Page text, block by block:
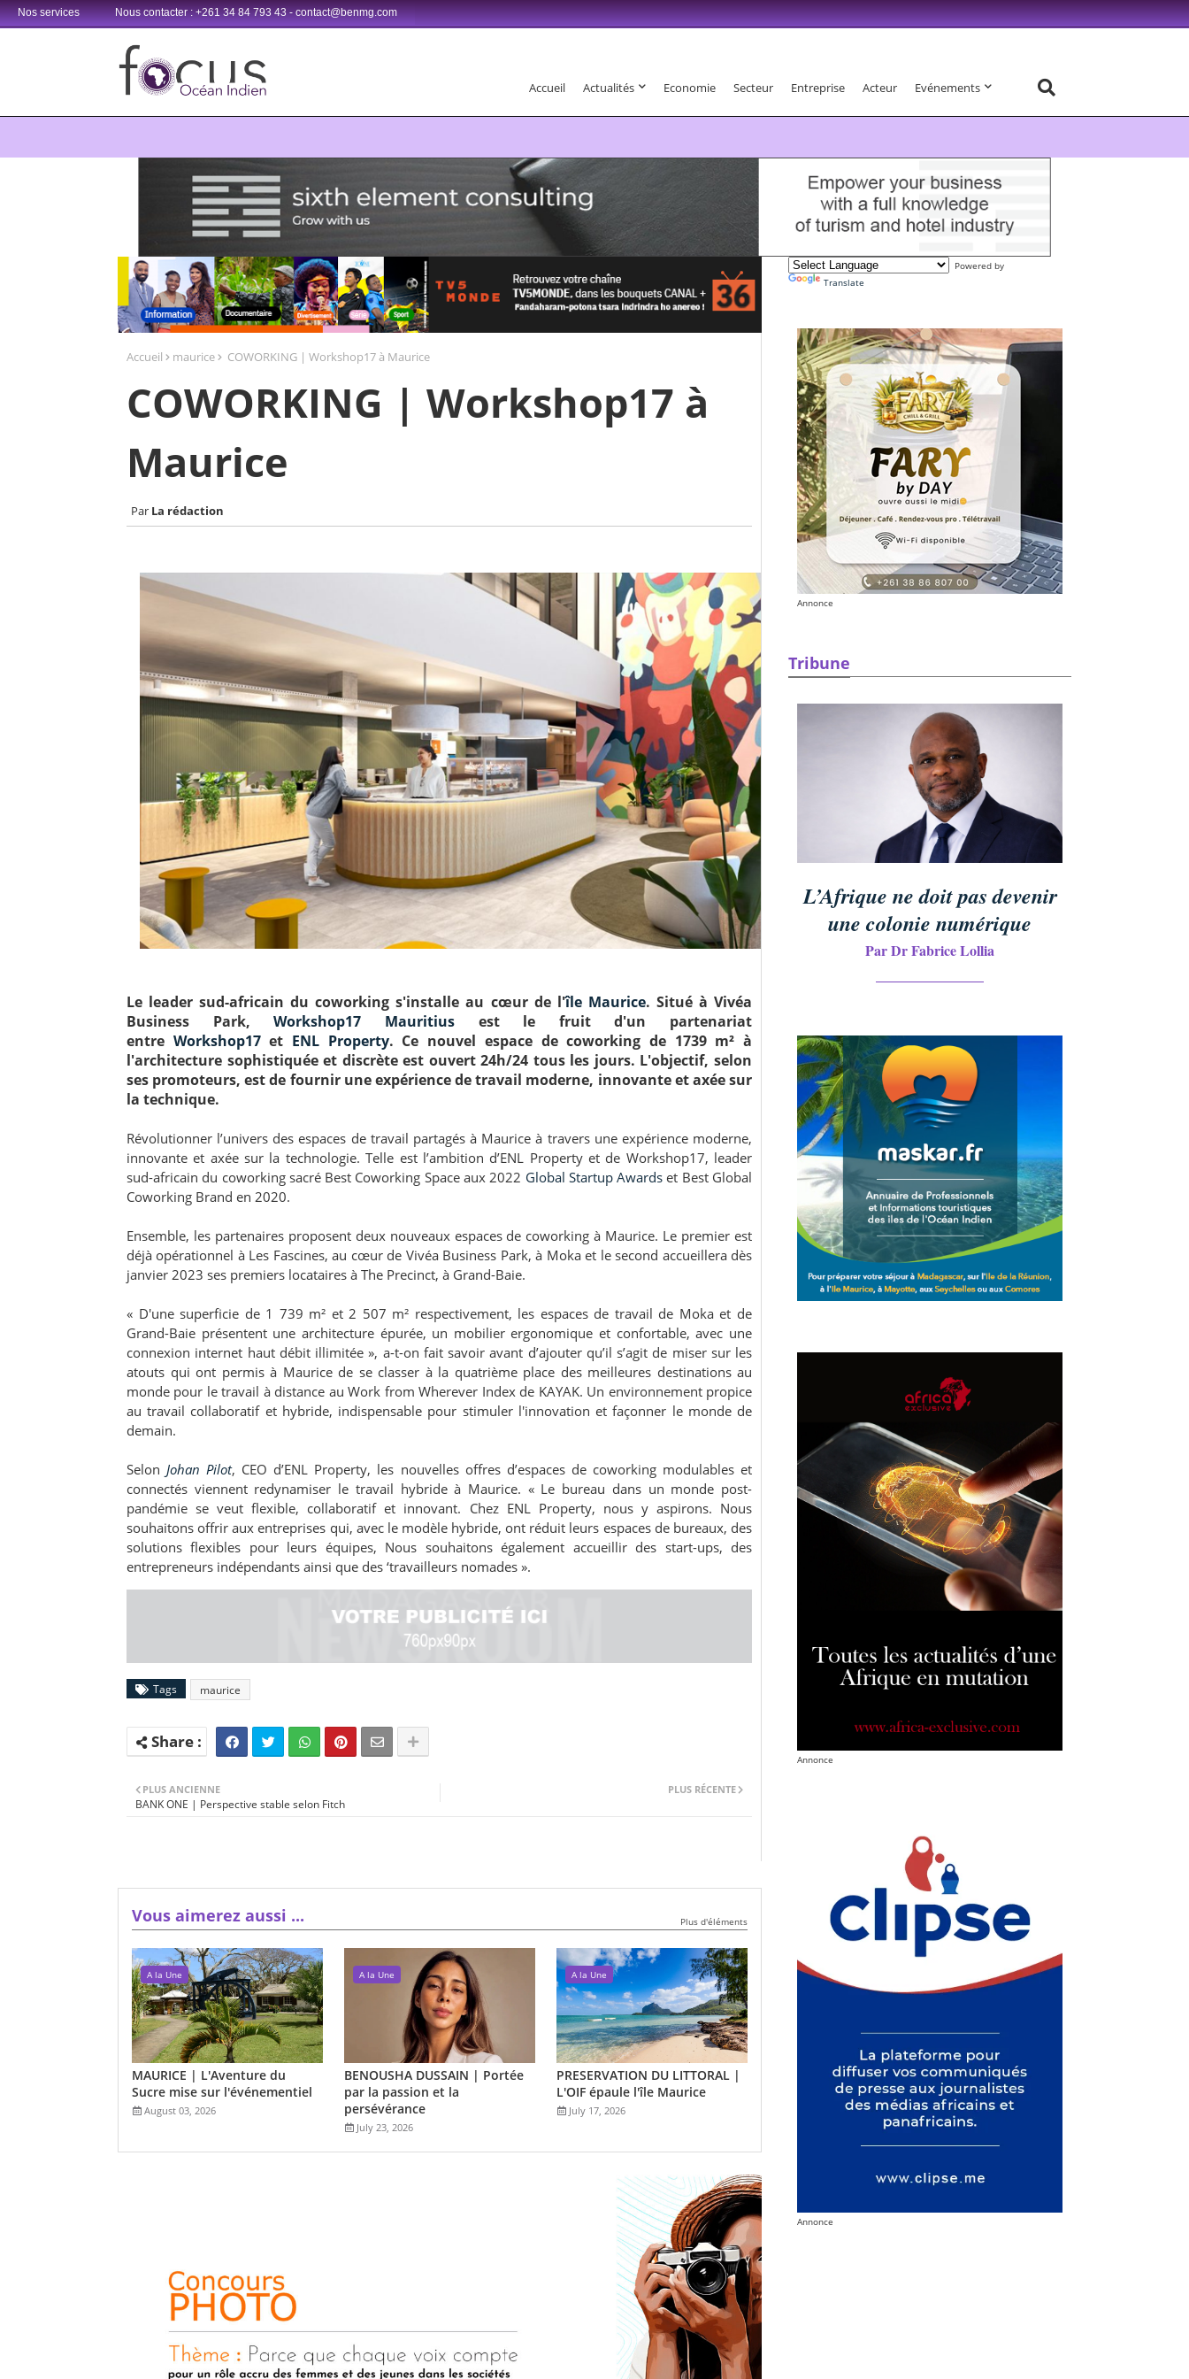
Nos services Nous contacter : +261 34 84 793 43 - contact@benmg.com
Accueil Actualités Economie Secteur Entreprise Acteur Evénements
Retrouvez votre chaîne @TV5MONDE, dans les bouquets CANAL+ 36 . Fandaharam-potoana tsara indrindra ho anareo!
Accueil maurice COWORKING | Workshop17 à Maurice
COWORKING | Workshop17 à
Maurice
La rédaction
Le leader sud-africain du coworking s'installe au cœur de l'île Maurice. Situé à Vivéa
Business Park,Workshop17 Mauritiusest le fruit d'un partenariat
entre Workshop17et ENL Property. Ce nouvel espace de coworking de 1739 m² à
l'architecture sophistiquée et discrète est ouvert 24h/24 tous les jours. L'objectif, selon
ses promoteurs, est de fournir une expérience de travail moderne, innovante et axée sur
la technique.
Révolutionner l’univers des espaces de travail partagés à Maurice à travers une expérience moderne,
innovante et axée sur la technologie. Telle est l’ambition d’ENL Property et de Workshop17, leader
sud-africain du coworking sacré Best Coworking Space aux 2022 Global Startup Awards et Best Global
Coworking Brand en 2020.
Ensemble, les partenaires proposent deux nouveaux espaces de coworking à Maurice. Le premier est
déjà opérationnel à Les Fascines, au cœur de Vivéa Business Park, à Moka et le second accueillera dès
janvier 2023 ses premiers locataires à The Precinct, à Grand-Baie.
« D'une superficie de 1 739 m² et 2 507 m² respectivement, les espaces de travail de Moka et de
Grand-Baie présentent une architecture épurée, un mobilier ergonomique et confortable, avec une
connexion internet haut débit illimitée », a-t-on fait savoir avant d’ajouter qu’il s’agit de miser sur les
atouts qui ont permis à Maurice de se classer à la quatrième place des meilleures destinations au
monde pour le travail à distance au Work from Wherever Index de KAYAK. Un environnement propice
au travail collaboratif et hybride, indispensable pour stimuler l'innovation et façonner le monde de
demain.
Selon Johan Pilot, CEO d’ENL Property, les nouvelles offres d’espaces de coworking modulables et
connectés viennent redynamiser le travail hybride à Maurice. « Le bureau dans un monde post-
pandémie se veut flexible, collaboratif et innovant. Chez ENL Property, nous y aspirons. Nous
souhaitons offrir aux entreprises qui, avec le modèle hybride, ont réduit leurs espaces de bureaux, des
solutions flexibles pour leurs équipes, Nous souhaitons également accueillir des start-ups, des
entrepreneurs indépendants ainsi que des ‘travailleurs nomades ».
Tags maurice
PLUS RÉCENTE
PLUS ANCIENNE
BANK ONE | Perspective stable selon Fitch
Vous aimerez aussi ... Plus d'éléments
A la Une
MAURICE | L'Aventure du
Sucre mise sur l'événementiel
August 03, 2026
A la Une
BENOUSHA DUSSAIN | Portée
par la passion et la
persévérance
July 23, 2026
A la Une
PRESERVATION DU LITTORAL |
L'OIF épaule l'île Maurice
July 17, 2026
Powered by
Translate
Annonce
Tribune
L’Afrique ne doit pas devenir
une colonie numérique
Par Dr Fabrice Lollia
Annonce
Annonce